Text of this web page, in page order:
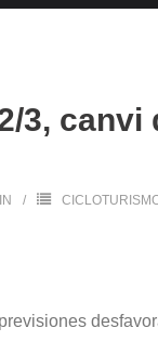
3, canvi